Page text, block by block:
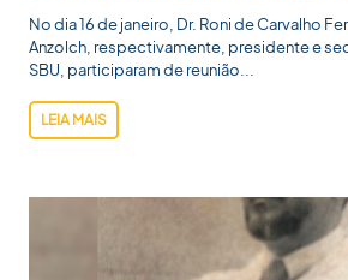
No dia 16 de janeiro, Dr. Roni de Carvalho
Anzolch, respectivamente, presidente e
SBU, participaram de reunião...
LEIA MAIS